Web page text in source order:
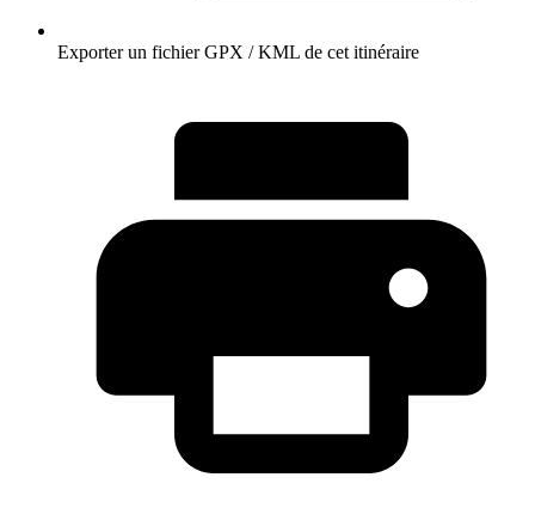
Exporter un fichier GPX / KML de cet itinéraire